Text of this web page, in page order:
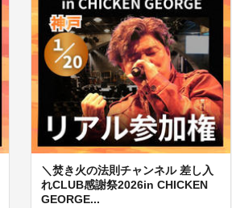
＼焚き火の法則チャンネル 差し入
れCLUB感謝祭2026in CHICKEN
GEORGE...